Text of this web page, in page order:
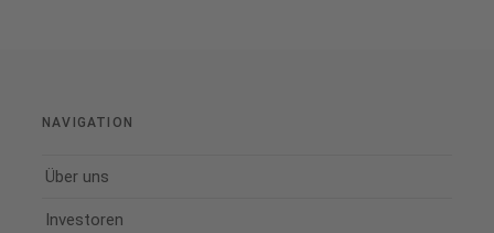
NAVIGATION
Über uns
Investoren